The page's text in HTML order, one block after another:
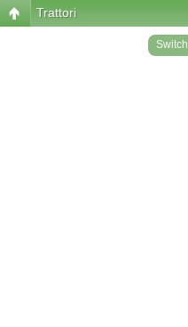
Trattori